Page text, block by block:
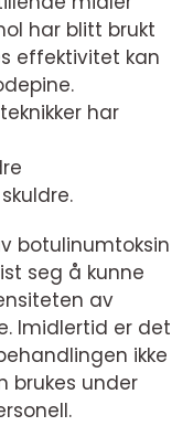
har blitt brukt
effektivitet kan
har
botulinumtoksin
seg å kunne
av
Imidlertid er det
ikke
brukes under